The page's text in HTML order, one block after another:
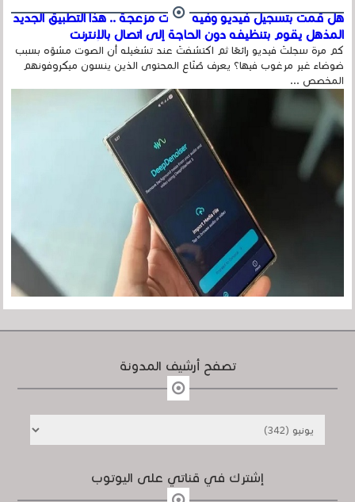
هل قمت بتسجيل فيديو وفيه أصوت مزعجة .. هذا التطبيق الجديد
المذهل يقوم بتنظيفه دون الحاجة إلى اتصال بالإنترنت
كم مرة سجلتَ فيديو رائعًا ثم اكتشفتَ عند تشغيله أن الصوت مشوّه بسبب
ضوضاء غير مرغوب فيها؟ يعرف صُنّاع المحتوى الذين ينسون ميكروفونهم
المخصص ...
تصفح أرشيف المدونة
إشترك في قناتي على اليوتوب